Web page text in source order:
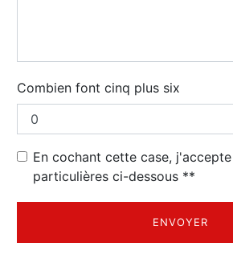
Combien font cinq plus six
En cochant cette case,
particulières ci-dessous **
ENVOYER